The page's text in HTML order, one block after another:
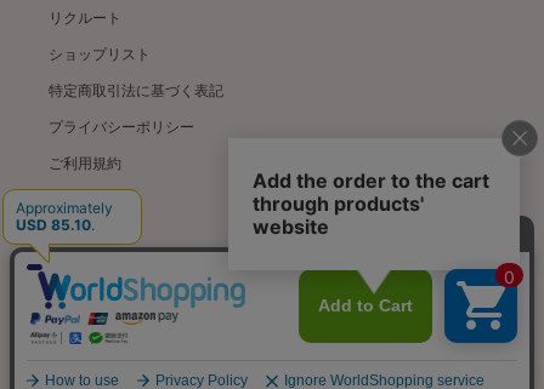
リクルート
ショップリスト
特定商取引法に基づく表記
プライバシーポリシー
ご利用規約
© weardept co.,ltd. All rights reserved.